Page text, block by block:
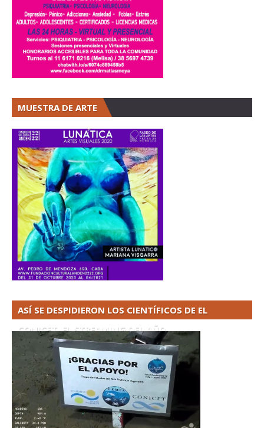
MUESTRA DE ARTE
ASÍ SE DESPIDIERON LOS CIENTÍFICOS DE EL
CONICET. EL STREAMING DEL AÑO